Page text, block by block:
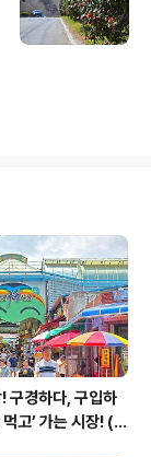
구경하다, 구입하
고’ 가는 시장! (